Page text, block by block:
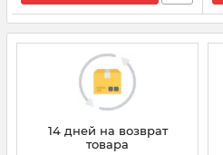
14 дней на возврат
товара